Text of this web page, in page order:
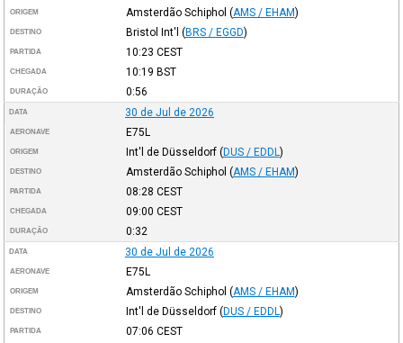
ORIGEM Amsterdão Schiphol (AMS / EHAM)
DESTINO Bristol Int'l (BRS / EGGD)
PARTIDA 10:23 CEST
CHEGADA 10:19 BST
DURAÇÃO 0:56
DATA 30 de Jul de 2026
AERONAVE E75L
ORIGEM Int'l de Düsseldorf (DUS / EDDL )
DESTINO Amsterdão Schiphol (AMS / EHAM)
PARTIDA 08:28 CEST
CHEGADA 09:00 CEST
DURAÇÃO 0:32
DATA 30 de Jul de 2026
AERONAVE E75L
ORIGEM Amsterdão Schiphol (AMS / EHAM)
DESTINO Int'l de Düsseldorf (DUS / EDDL )
PARTIDA 07:06 CEST